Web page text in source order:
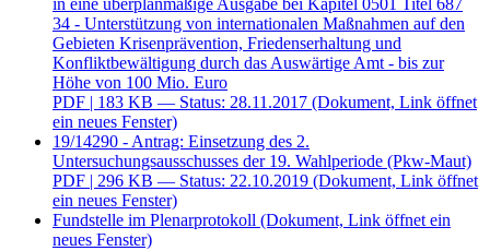
in eine überplanmäßige Ausgabe bei Kapitel 0501 Titel 687
34 - Unterstützung von internationalen Maßnahmen auf den
Gebieten Krisenprävention, Friedenserhaltung und
Konfliktbewältigung durch das Auswärtige Amt - bis zur
Höhe von 100 Mio. Euro
PDF | 183 KB — Status: 28.11.2017 (Dokument, Link öffnet
ein neues Fenster)
19/14290 - Antrag: Einsetzung des 2.
Untersuchungsausschusses der 19. Wahlperiode (Pkw-Maut)
PDF | 296 KB — Status: 22.10.2019 (Dokument, Link öffnet
ein neues Fenster)
Fundstelle im Plenarprotokoll (Dokument, Link öffnet ein
neues Fenster)